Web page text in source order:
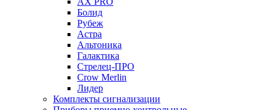
Болид
Рубеж
Астра
Альтоника
Галактика
Стрелец-ПРО
Crow Merlin
Лидер
Комплекты сигнализации